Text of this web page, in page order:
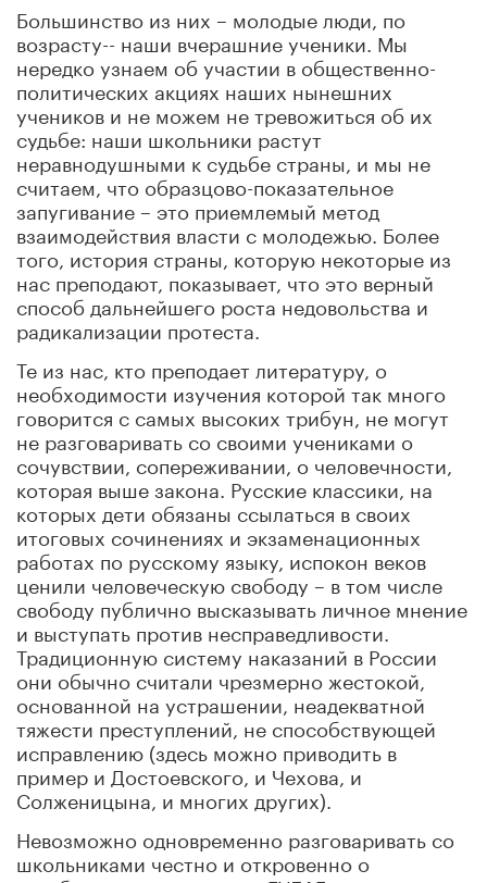
Большинство из них – молодые люди, по
возрасту-- наши вчерашние ученики. Мы
нередко узнаем об участии в общественно-
политических акциях наших нынешних
учеников и не можем не тревожиться об их
судьбе: наши школьники растут
неравнодушными к судьбе страны, и мы не
считаем, что образцово-показательное
запугивание – это приемлемый метод
взаимодействия власти с молодежью. Более
того, история страны, которую некоторые из
нас преподают, показывает, что это верный
способ дальнейшего роста недовольства и
радикализации протеста.
Те из нас, кто преподает литературу, о
необходимости изучения которой так много
говорится с самых высоких трибун, не могут
не разговаривать со своими учениками о
сочувствии, сопереживании, о человечности,
которая выше закона. Русские классики, на
которых дети обязаны ссылаться в своих
итоговых сочинениях и экзаменационных
работах по русскому языку, испокон веков
ценили человеческую свободу – в том числе
свободу публично высказывать личное мнение
и выступать против несправедливости.
Традиционную систему наказаний в России
они обычно считали чрезмерно жестокой,
основанной на устрашении, неадекватной
тяжести преступлений, не способствующей
исправлению (здесь можно приводить в
пример и Достоевского, и Чехова, и
Солженицына, и многих других).
Невозможно одновременно разговаривать со
школьниками честно и откровенно о